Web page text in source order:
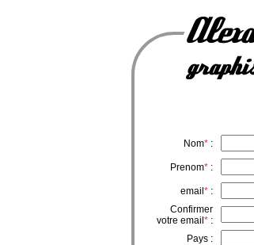
Nom*:
Prenom*:
email *:
Confirmer
votre email *:
Pays :